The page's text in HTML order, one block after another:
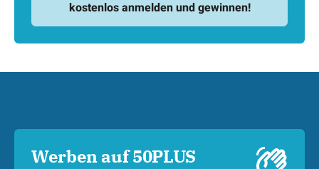
Werben auf 50PLUS